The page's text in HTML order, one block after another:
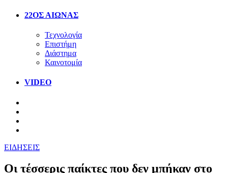
22ΟΣ ΑΙΩΝΑΣ
Τεχνολογία
Επιστήμη
Διάστημα
Καινοτομία
VIDEO
ΕΙΔΗΣΕΙΣ
Οι τέσσερις παίκτες που δεν μπήκαν στο